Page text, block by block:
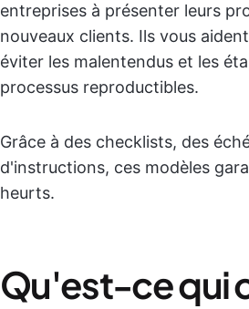
entreprises à présenter leurs
nouveaux clients. Ils vous
éviter les malentendus et les
processus reproductibles.
Grâce à des checklists, des
d'instructions, ces modèles
heurts.
Qu'est-ce qui